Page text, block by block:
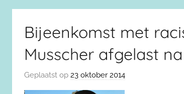
Bijeenkomst met
Musscher afgelast
Geplaatst op 23 oktober 2014